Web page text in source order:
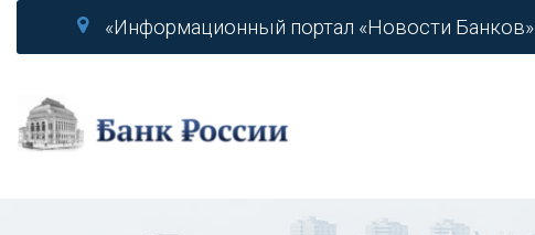
«Информационный портал «Новости Банков»